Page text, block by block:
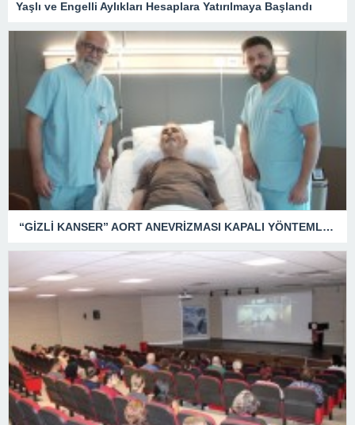
Yaşlı ve Engelli Aylıkları Hesaplara Yatırılmaya Başlandı
“GİZLİ KANSER” AORT ANEVRİZMASI KAPALI YÖNTEMLE TEDAVİ EDİLDİ